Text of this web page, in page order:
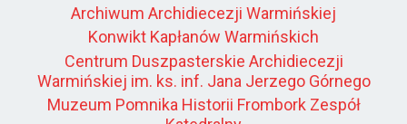
Archiwum Archidiecezji Warmińskiej
Konwikt Kapłanów Warmińskich
Centrum Duszpasterskie Archidiecezji
Warmińskiej im. ks. inf. Jana Jerzego Górnego
Muzeum Pomnika Historii Frombork Zespół